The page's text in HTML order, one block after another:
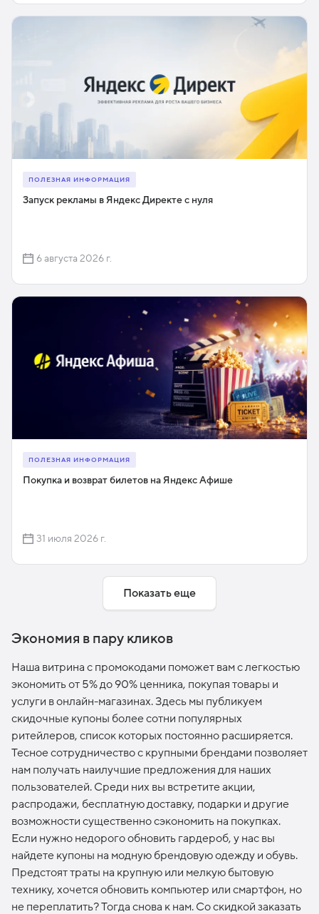
ПОЛЕЗНАЯ ИНФОРМАЦИЯ
Запуск рекламы в Яндекс Директе с нуля
6 августа 2026 г.
ПОЛЕЗНАЯ ИНФОРМАЦИЯ
Покупка и возврат билетов на Яндекс Афише
31 июля 2026 г.
Показать еще
Экономия в пару кликов
Наша витрина с промокодами поможет вам с легкостью
экономить от 5% до 90% ценника, покупая товары и
услуги в онлайн-магазинах. Здесь мы публикуем
скидочные купоны более сотни популярных
ритейлеров, список которых постоянно расширяется.
Тесное сотрудничество с крупными брендами позволяет
нам получать наилучшие предложения для наших
пользователей. Среди них вы встретите акции,
распродажи, бесплатную доставку, подарки и другие
возможности существенно сэкономить на покупках.
Если нужно недорого обновить гардероб, у нас вы
найдете купоны на модную брендовую одежду и обувь.
Предстоят траты на крупную или мелкую бытовую
технику, хочется обновить компьютер или смартфон, но
не переплатить? Тогда снова к нам. Со скидкой заказать